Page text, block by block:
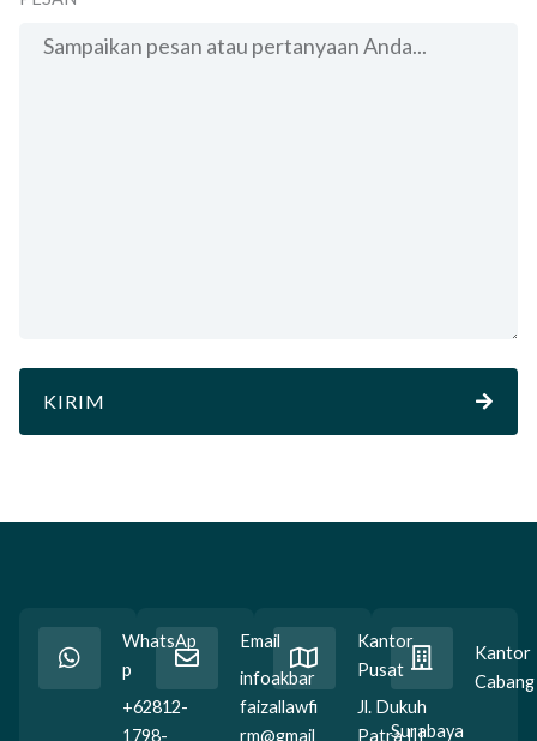
KIRIM
WhatsAp
p
+62812-
1798-
Email
infoakbar
faizallawfi
rm@gmail
Kantor
Pusat
Jl. Dukuh
Patra III
Kantor
Cabang
Surabaya